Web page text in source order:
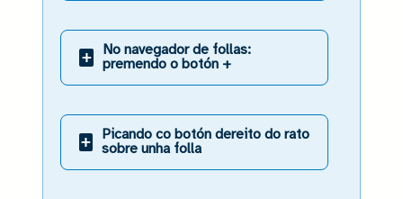
+
No navegador de follas:
premendo o botón +
+
Picando co botón dereito do rato
sobre unha folla